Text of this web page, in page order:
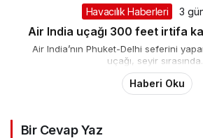
Havacılık Haberleri 3
Air India uçağı 300 feet irtifa
Air India’nın Phuket-Delhi seferini
uçağı, seyir
Haberi Oku
Bir Cevap Yaz